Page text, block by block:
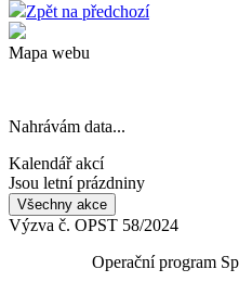
Zpět na předchozí
Mapa webu
Nahrávám data...
Kalendář akcí
Jsou letní prázdniny
Všechny akce
Výzva č. OPST 58/2024
Operační program